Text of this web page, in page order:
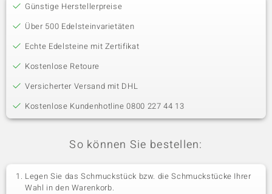
Günstige Herstellerpreise
Über 500 Edelsteinvarietäten
Echte Edelsteine mit Zertifikat
Kostenlose Retoure
Versicherter Versand mit DHL
Kostenlose Kundenhotline 0800 227 44 13
So können Sie bestellen:
Legen Sie das Schmuckstück bzw. die Schmuckstücke Ihrer
Wahl in den Warenkorb.